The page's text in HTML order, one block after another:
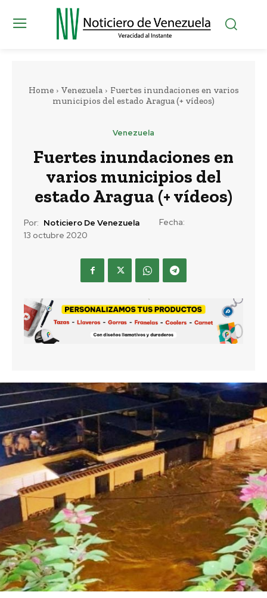
Home Venezuela
Fuertes inundaciones en varios
municipios del estado Aragua (+ vídeos)
Venezuela
Fuertes inundaciones en
varios municipios del
estado Aragua (+ vídeos)
Por: Noticiero De Venezuela
Fecha:
13 octubre 2020